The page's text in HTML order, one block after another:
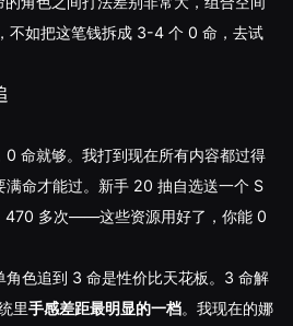
不如把这笔钱拆成 3-4 个 0 命，去试
命就够。我打到现在所有内容都过得
满命才能过。新手 20 抽自选送一个 S
470 多次——这些资源用好了，你能 0
角色追到 3 命是性价比天花板。3 命解
里手感差距最明显的一档。我现在的娜